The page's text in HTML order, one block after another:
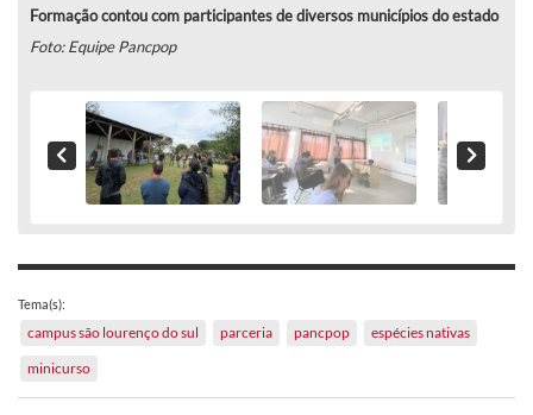
Formação contou com participantes de diversos municípios do estado
Foto: Equipe Pancpop
Tema(s):
campus são lourenço do sul parceria pancpop
espécies nativas
minicurso